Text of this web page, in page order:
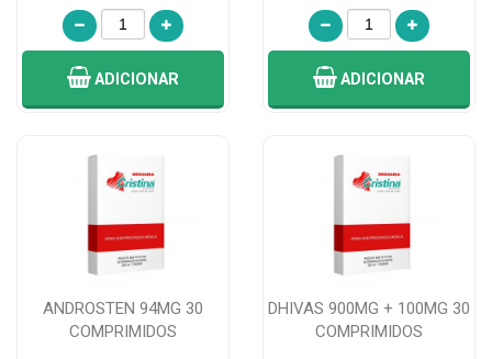
ADICIONAR ADICIONAR
ANDROSTEN 94MG 30
COMPRIMIDOS
DHIVAS 900MG + 100MG 30
COMPRIMIDOS